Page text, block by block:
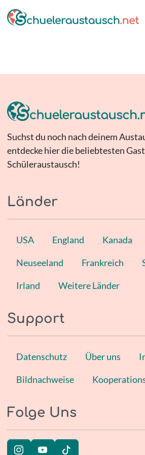
Suchst du noch nach deinem
entdecke hier die beliebtesten
Schüleraustausch!
Länder
USA England Kanada
Neuseeland Frankreich
Irland Weitere Länder
Support
Datenschutz Über uns
Bildnachweise
Folge Uns